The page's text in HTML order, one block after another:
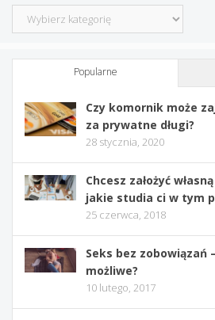
Kategorie
Popularne
Czy komornik może
za prywatne długi?
28 stycznia, 2020
Chcesz założyć
jakie studia ci w tym
25 czerwca, 2018
Seks bez zobowiązań
możliwe?
10 lutego, 2017